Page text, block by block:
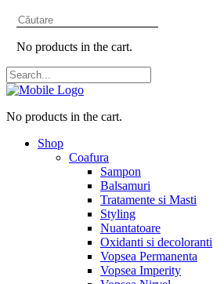
No products in the cart.
No products in the cart.
Shop
Coafura
Sampon
Balsamuri
Tratamente si Masti
Styling
Nuantatoare
Oxidanti si decoloranti
Vopsea Permanenta
Vopsea Imperity